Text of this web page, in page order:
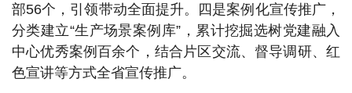
部56个，引领带动全面提升。四是案例化宣传推广，
分类建立“生产场景案例库”，累计挖掘选树党建融入
中心优秀案例百余个，结合片区交流、督导调研、红
色宣讲等方式全省宣传推广。